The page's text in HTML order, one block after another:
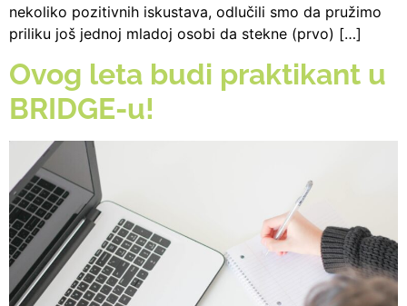
nekoliko pozitivnih iskustava, odlučili smo da pružimo
priliku još jednoj mladoj osobi da stekne (prvo) […]
Ovog leta budi praktikant u
BRIDGE-u!